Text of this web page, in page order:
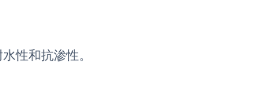
性和抗渗性。